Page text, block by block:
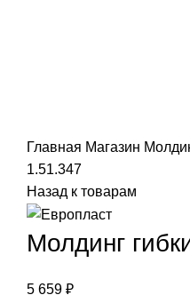
Главная Магазин
1.51.347
Назад к товарам
Молдинг
5 659 ₽